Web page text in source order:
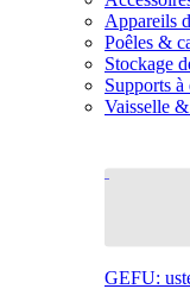
Appareils
Poêles &
Stockage
Supports à
Vaisselle
GEFU: